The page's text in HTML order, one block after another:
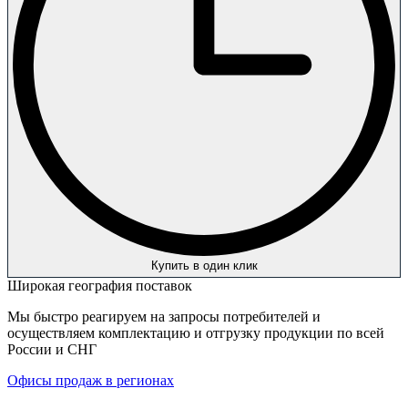
Купить в один клик
Широкая география поставок
Мы быстро реагируем на запросы потребителей и
осуществляем комплектацию и отгрузку продукции по всей
России и СНГ
Офисы продаж в регионах